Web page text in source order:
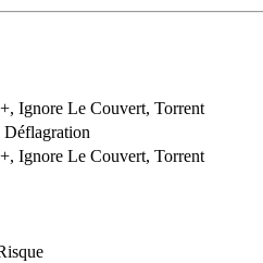
Ignore Le Couvert, Torrent
Déflagration
Ignore Le Couvert, Torrent